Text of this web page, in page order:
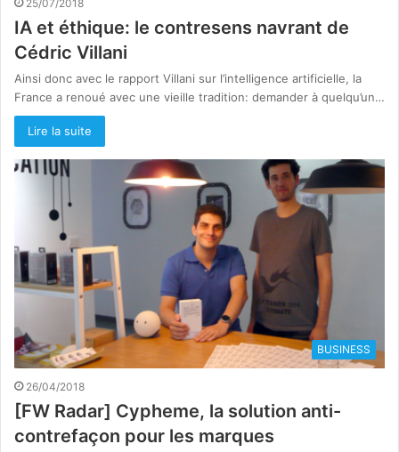
25/07/2018
IA et éthique: le contresens navrant de
Cédric Villani
Ainsi donc avec le rapport Villani sur l’intelligence artificielle, la
France a renoué avec une vieille tradition: demander à quelqu’un…
Lire la suite
BUSINESS
26/04/2018
[FW Radar] Cypheme, la solution anti-
contrefaçon pour les marques